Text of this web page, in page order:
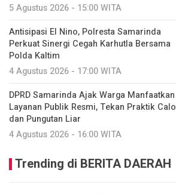
5 Agustus 2026 - 15:00 WITA
Antisipasi El Nino, Polresta Samarinda
Perkuat Sinergi Cegah Karhutla Bersama
Polda Kaltim
4 Agustus 2026 - 17:00 WITA
DPRD Samarinda Ajak Warga Manfaatkan
Layanan Publik Resmi, Tekan Praktik Calo
dan Pungutan Liar
4 Agustus 2026 - 16:00 WITA
Trending di BERITA DAERAH